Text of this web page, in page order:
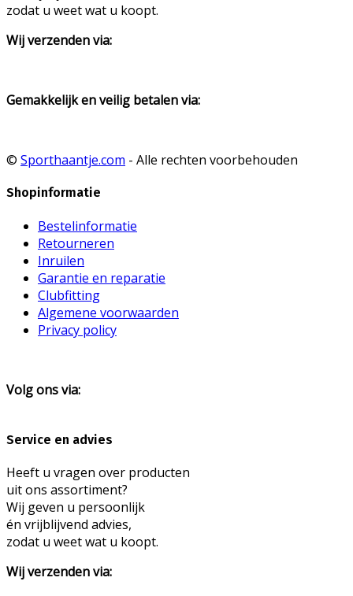
zodat u weet wat u koopt.
Wij verzenden via:
Gemakkelijk en veilig betalen via:
© Sporthaantje.com - Alle rechten voorbehouden
Shopinformatie
Bestelinformatie
Retourneren
Inruilen
Garantie en reparatie
Clubfitting
Algemene voorwaarden
Privacy policy
Volg ons via:
Service en advies
Heeft u vragen over producten
uit ons assortiment?
Wij geven u persoonlijk
én vrijblijvend advies,
zodat u weet wat u koopt.
Wij verzenden via: